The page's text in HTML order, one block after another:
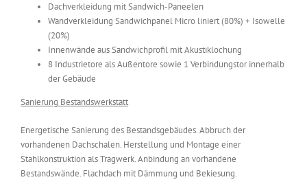
Dachverkleidung mit Sandwich-Paneelen
Wandverkleidung Sandwichpanel Micro liniert (80%) + Isowelle
(20%)
Innenwände aus Sandwichprofil mit Akustiklochung
8 Industrietore als Außentore sowie 1 Verbindungstor innerhalb
der Gebäude
Sanierung Bestandswerkstatt
Energetische Sanierung des Bestandsgebäudes. Abbruch der
vorhandenen Dachschalen. Herstellung und Montage einer
Stahlkonstruktion als Tragwerk. Anbindung an vorhandene
Bestandswände. Flachdach mit Dämmung und Bekiesung.